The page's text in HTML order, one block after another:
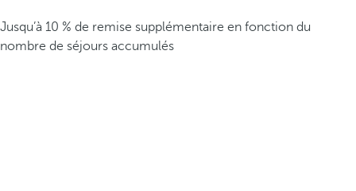
Jusqu’à 10 % de remise supplémentaire en fonction du
nombre de séjours accumulés